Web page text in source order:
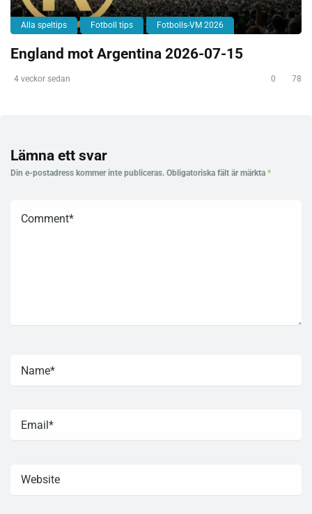
Alla speltips Fotboll tips Fotbolls-VM 2026
England mot Argentina 2026-07-15
4 veckor sedan 0 78
Lämna ett svar
Din e-postadress kommer inte publiceras. Obligatoriska fält är märkta *